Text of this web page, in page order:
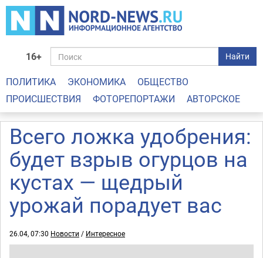
16+ Найти
ПОЛИТИКА ЭКОНОМИКА
ОБЩЕСТВО
ПРОИСШЕСТВИЯ
ФОТОРЕПОРТАЖИ АВТОРСКОЕ
Всего ложка удобрения:
будет взрыв огурцов на
кустах — щедрый
урожай порадует вас
26.04, 07:30 Новости / Интересное